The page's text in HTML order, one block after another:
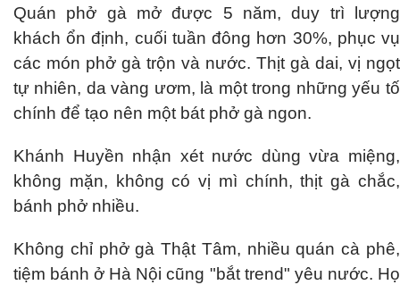
Quán phở gà mở được 5 năm, duy trì lượng
khách ổn định, cuối tuần đông hơn 30%, phục vụ
các món phở gà trộn và nước. Thịt gà dai, vị ngọt
tự nhiên, da vàng ươm, là một trong những yếu tố
chính để tạo nên một bát phở gà ngon.
Khánh Huyền nhận xét nước dùng vừa miệng,
không mặn, không có vị mì chính, thịt gà chắc,
bánh phở nhiều.
Không chỉ phở gà Thật Tâm, nhiều quán cà phê,
tiệm bánh ở Hà Nội cũng "bắt trend" yêu nước. Họ